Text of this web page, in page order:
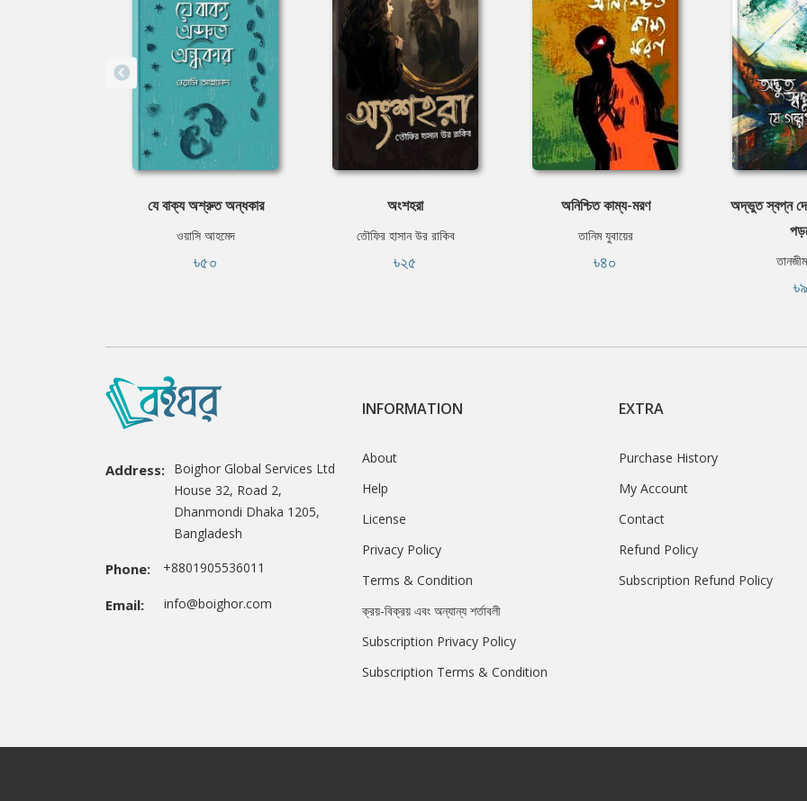
যে বাক্য অশ্রুত অন্ধকার
ওয়াসি আহমেদ
৳৫০
অংশহরা
তৌফির হাসান উর রাকিব
৳২৫
অনিশ্চিত কাম্য-মরণ
তানিম যুবায়ের
৳৪০
অদ্ভুত স্বপ্ন
Address: Boighor Global Services Ltd
House 32, Road 2,
Dhanmondi Dhaka 1205,
Bangladesh
Phone: +8801905536011
Email: info@boighor.com
INFORMATION
About
Help
License
Privacy Policy
Terms & Condition
ক্রয়-বিক্রয় এবং অন্যান্য শর্তাবলী
Subscription Privacy Policy
Subscription Terms & Condition
EXTRA
Purchase History
My Account
Contact
Refund Policy
Subscription Refund Policy